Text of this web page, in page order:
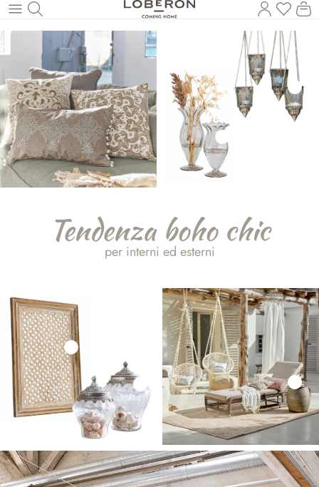
Torna al contenuto principale
Hai 0Il
Tendenza boho chic
per interni ed esterni